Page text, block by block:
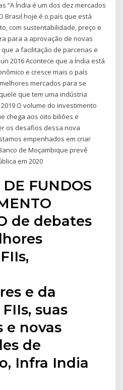
“A Índia é um dos dez mercados
Brasil hoje é o país que está
com sustentabilidade, preço e
para a aprovação de novas
a facilitação de parcerias e
2016 Acontece que a Índia está
e cresce mais o país
mercados para se
que tem uma indústria
O volume do investimento
chega aos oito biliões e
os desafios dessa nova
empenhados em criar
de Moçambique prevê
em 2020
FUNDOS
de debates
e da
suas
e novas
de
Infra India